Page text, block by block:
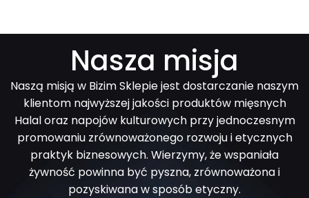
Nasza misja
Naszą misją w Bizim Sklepie jest dostarczanie naszym
klientom najwyższej jakości produktów mięsnych
Halal oraz napojów kulturowych przy jednoczesnym
promowaniu zrównoważonego rozwoju i etycznych
praktyk biznesowych. Wierzymy, że wspaniała
żywność powinna być pyszna, zrównoważona i
pozyskiwana w sposób etyczny.